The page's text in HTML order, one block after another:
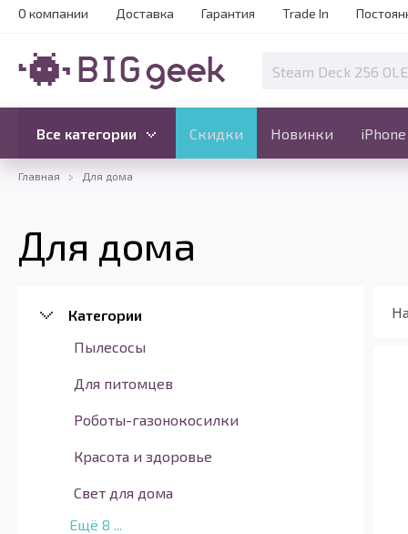
О компании Доставка Гарантия Trade In
Все категории Скидки Новинки iPhone
Скидки Новинки
Все категории
Главная Для дома
Для дома
Категории
Пылесосы
Для питомцев
Роботы-газонокосилки
Красота и здоровье
Свет для дома
Ещё 8 ...